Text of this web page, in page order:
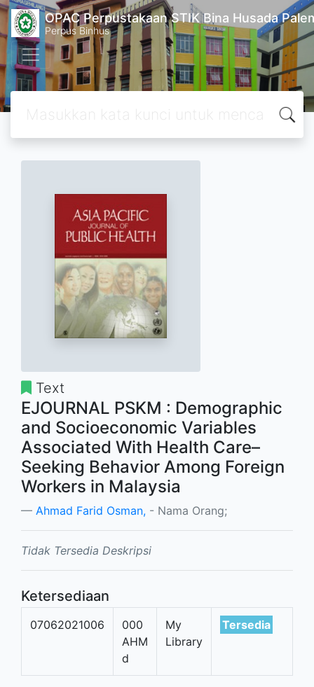
OPAC Perpustakaan STIK Bina Husada
Perpus Binhus
Text
EJOURNAL PSKM : Demographic
and Socioeconomic Variables
Associated With Health Care–
Seeking Behavior Among Foreign
Workers in Malaysia
Ahmad Farid Osman, - Nama Orang;
Tidak Tersedia Deskripsi
Ketersediaan
07062021006
000
AHM
d
My
Library
Tersedia